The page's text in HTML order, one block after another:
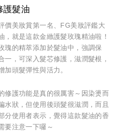
護髮油
價美妝賞第一名、FG美妝評鑑大
，就是這款金緻護髮玫瑰精油啦！
瑰的精萃添加於髮油中，強調保
一，可深入髮芯修護，滋潤髮根，
加頭髮彈性與活力。
修護功能是真的很厲害～因染燙而
水狀，但使用後頭髮很滋潤，而且
分使用者表示，覺得這款髮油的香
要注意一下囉～